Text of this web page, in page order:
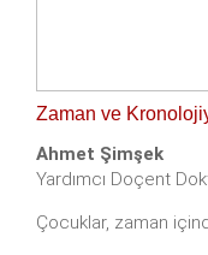
Zaman ve
Ahmet Şimşek
Yardımcı Doçent
Çocuklar, zaman